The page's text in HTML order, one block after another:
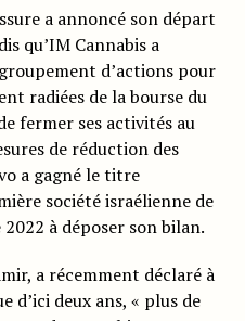
a annoncé son départ
qu’IM Cannabis a
d’actions pour
radiées de la bourse du
fermer ses activités au
de réduction des
a gagné le titre
société israélienne de
à déposer son bilan.
a récemment déclaré à
d’ici deux ans, « plus de